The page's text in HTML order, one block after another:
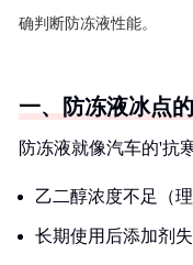
确判断防冻液性能。
一、防冻液冰点
防冻液就像汽车的'抗
乙二醇浓度不足（
长期使用后添加剂